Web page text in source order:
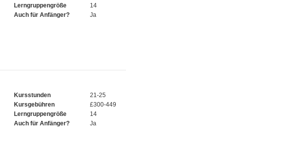
Lerngruppengröße
14
Auch für Anfänger?
Ja
Kursstunden
21-25
Kursgebühren
£300-449
Lerngruppengröße
14
Auch für Anfänger?
Ja